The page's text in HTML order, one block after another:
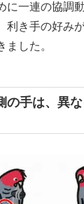
に一連の協調
利き手の好み
ました。
の手は、異